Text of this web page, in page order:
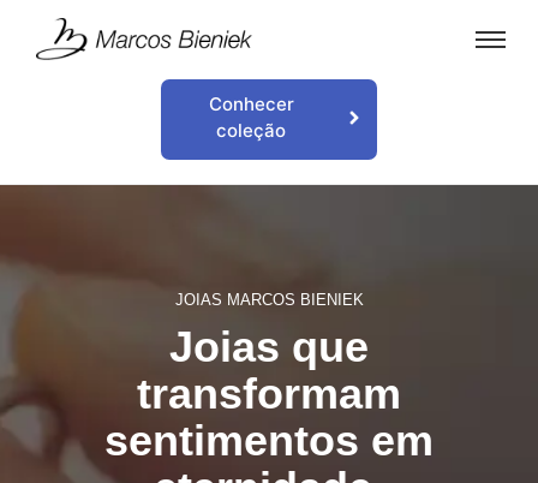
Conhecer
coleção
JOIAS MARCOS BIENIEK
Joias que
transformam
sentimentos em